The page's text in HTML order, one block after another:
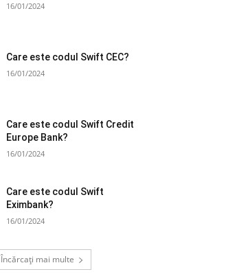
16/01/2024
Care este codul Swift CEC?
16/01/2024
Care este codul Swift Credit
Europe Bank?
16/01/2024
Care este codul Swift
Eximbank?
16/01/2024
Încărcați mai multe